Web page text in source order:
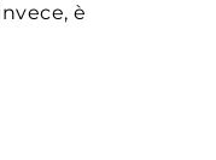
è